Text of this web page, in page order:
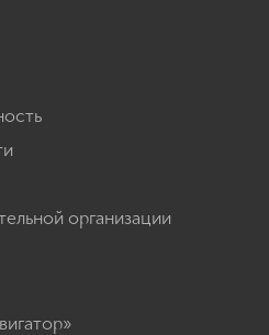
организации